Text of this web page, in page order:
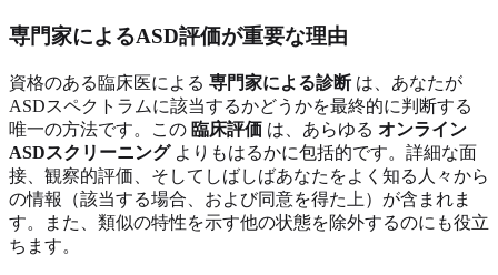
専門家によるASD評価が重要な理由
資格のある臨床医による 専門家による診断は、あなたが
ASDスペクトラムに該当するかどうかを最終的に判断する
唯一の方法です。この 臨床評価 は、あらゆる オンライン
ASDスクリーニングよりもはるかに包括的です。詳細な面
接、観察的評価、そしてしばしばあなたをよく知る人々から
の情報（該当する場合、および同意を得た上）が含まれま
す。また、類似の特性を示す他の状態を除外するのにも役立
ちます。